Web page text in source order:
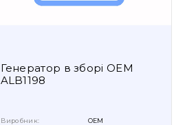
Генератор в зборі OEM
ALB1198
Виробник: OEM